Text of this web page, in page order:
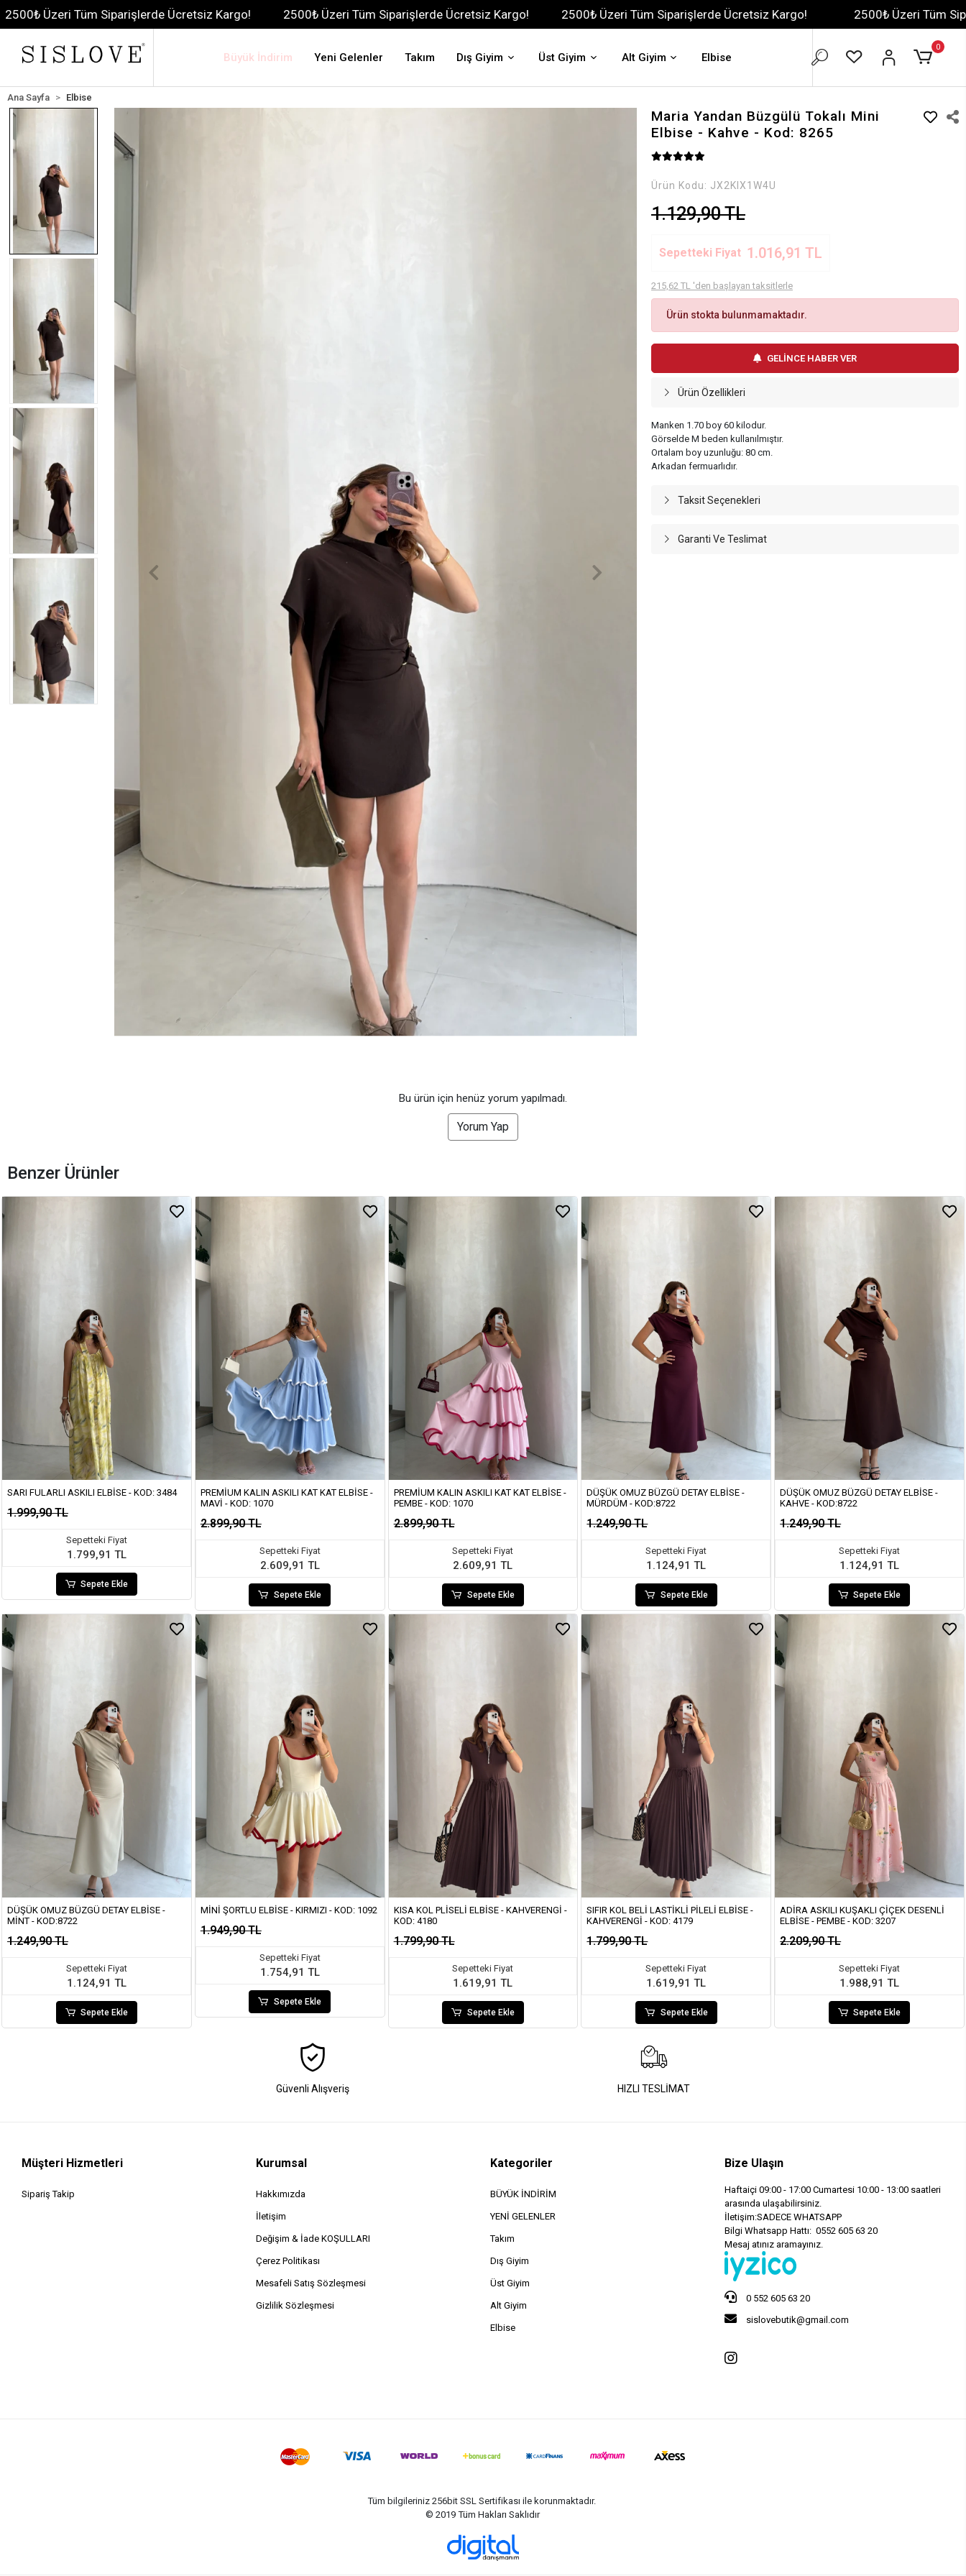
Tüm Siparişlerde Ücretsiz Kargo! 2500₺ Üzeri Tüm Siparişlerde Ücretsiz Kargo! 2500₺ Üzeri Tüm Siparişlerde Ücretsiz Kargo! 2500₺ Üzeri Tüm Siparişlerde
Büyük İndirim Yeni Gelenler Takım Dış Giyim Üst Giyim Alt Giyim Elbise
0
Ana Sayfa Elbise
Maria Yandan Büzgülü Tokalı Mini
Elbise - Kahve - Kod: 8265
Ürün Kodu: JX2KIX1W4U
1.129,90 TL
Sepetteki Fiyat 1.016,91 TL
215,62 TL 'den başlayan taksitlerle
Ürün stokta bulunmamaktadır.
GELİNCE HABER VER
Ürün Özellikleri
Manken 1.70 boy 60 kilodur.
Görselde M beden kullanılmıştır.
Ortalam boy uzunluğu: 80 cm.
Arkadan fermuarlıdır.
Taksit Seçenekleri
Garanti Ve Teslimat
Bu ürün için henüz yorum yapılmadı.
Yorum Yap
Benzer Ürünler
SARI FULARLI ASKILI ELBISE - KOD: 3484
1.999,90 TL
Sepetteki Fiyat
1.799,91 TL
Sepete Ekle
PREMIUM KALIN ASKILI KAT KAT ELBISE -
MAVI - KOD: 1070
2.899,90 TL
Sepetteki Fiyat
2.609,91 TL
Sepete Ekle
PREMIUM KALIN ASKILI KAT KAT ELBISE -
PEMBE - KOD: 1070
2.899,90 TL
Sepetteki Fiyat
2.609,91 TL
Sepete Ekle
DÜŞÜK OMUZ BÜZGÜ DETAY ELBISE -
MÜRDÜM - KOD:8722
1.249,90 TL
Sepetteki Fiyat
1.124,91 TL
Sepete Ekle
DÜŞÜK OMUZ BÜZGÜ DETAY ELBISE -
KAHVE - KOD:8722
1.249,90 TL
Sepetteki Fiyat
1.124,91 TL
Sepete Ekle
DÜŞÜK OMUZ BÜZGÜ DETAY ELBISE -
MINT - KOD:8722
1.249,90 TL
Sepetteki Fiyat
1.124,91 TL
Sepete Ekle
MINI ŞORTLU ELBISE - KIRMIZI - KOD: 1092
1.949,90 TL
Sepetteki Fiyat
1.754,91 TL
Sepete Ekle
KISA KOL PLISELI ELBISE - KAHVERENGI -
KOD: 4180
1.799,90 TL
Sepetteki Fiyat
1.619,91 TL
Sepete Ekle
SIFIR KOL BELI LASTIKLI PILELI ELBISE -
KAHVERENGI - KOD: 4179
1.799,90 TL
Sepetteki Fiyat
1.619,91 TL
Sepete Ekle
ADIRA ASKILI KUŞAKLI ÇIÇEK DESENLI
ELBISE - PEMBE - KOD: 3207
2.209,90 TL
Sepetteki Fiyat
1.988,91 TL
Sepete Ekle
Güvenli Alışveriş HIZLI TESLİMAT
Müşteri Hizmetleri
Sipariş Takip
Kurumsal
Hakkımızda
İletişim
Değişim & İade KOŞULLARI
Çerez Politikası
Mesafeli Satış Sözleşmesi
Gizlilik Sözleşmesi
Kategoriler
BÜYÜK İNDİRİM
YENİ GELENLER
Takım
Dış Giyim
Üst Giyim
Alt Giyim
Elbise
Bize Ulaşın
Haftaiçi 09:00 - 17:00 Cumartesi 10:00 - 13:00 saatleri
arasında ulaşabilirsiniz.
İletişim:SADECE WHATSAPP
Bilgi Whatsapp Hattı: 0552 605 63 20
Mesaj atınız aramayınız.
0 552 605 63 20
sislovebutik@gmail.com
Tüm bilgileriniz 256bit SSL Sertifikası ile korunmaktadır.
© 2019Tüm Hakları Saklıdır